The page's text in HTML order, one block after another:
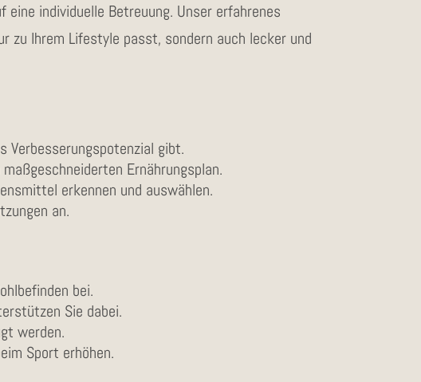
individuelle Betreuung. Unser erfahrenes
zu Ihrem Lifestyle passt, sondern auch lecker und
Verbesserungspotenzial gibt.
Ernährungsplan.
erkennen und auswählen.
an.
bei.
Sie dabei.
werden.
Sport erhöhen.